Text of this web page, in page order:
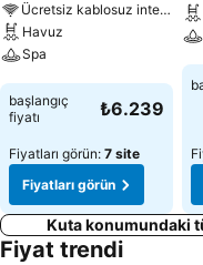
Ücretsiz kablosuz internet
Havuz
Spa
Fiyatları görün
başlangıç
fiyatı
₺6.239
Fiyatları görün: 7 site
Fiyatları görün
Kuta konumundaki
Fiyat trendi